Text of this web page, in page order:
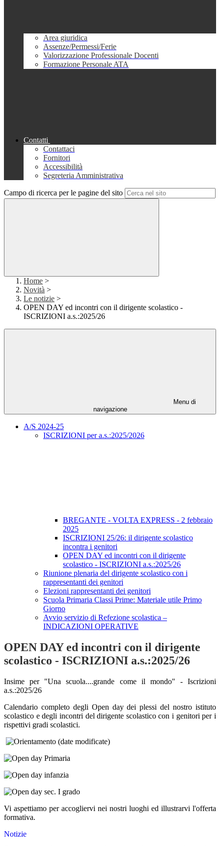
Area giuridica
Assenze/Permessi/Ferie
Valorizzazione Professionale Docenti
Formazione Personale ATA
Contatti
Contattaci
Fornitori
Accessibilità
Segreteria Amministrativa
Campo di ricerca per le pagine del sito
Home >
Novità >
Le notizie >
OPEN DAY ed incontri con il dirigente scolastico -
ISCRIZIONI a.s.:2025/26
Menu di
navigazione
A/S 2024-25
ISCRIZIONI per a.s.:2025/2026
BREGANTE - VOLTA EXPRESS - 2 febbraio
2025
ISCRIZIONI 25/26: il dirigente scolastico
incontra i genitori
OPEN DAY ed incontri con il dirigente
scolastico - ISCRIZIONI a.s.:2025/26
Riunione plenaria del dirigente scolastico con i
rappresentanti dei genitori
Elezioni rappresentanti dei genitori
Scuola Primaria Classi Prime: Materiale utile Primo
Giorno
Avvio servizio di Refezione scolastica –
INDICAZIONI OPERATIVE
OPEN DAY ed incontri con il dirigente
scolastico - ISCRIZIONI a.s.:2025/26
Insime per "Una scuola....grande come il mondo" - Iscrizioni
a.s.:2025/26
Calendario completo degli Open day dei plessi del nostro istituto
scolastico e degli incontri del dirigente scolastico con i genitori per i
rispettivi gradi scolastici.
Vi aspettiamo per accogliervi nei nostri luoghi ed illustrarvi l'offerta
formativa.
Notizie